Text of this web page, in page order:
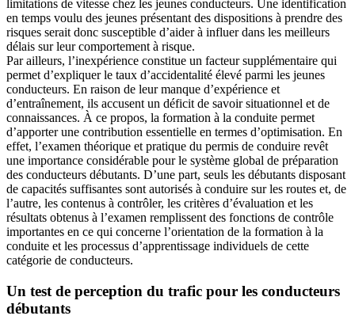
limitations de vitesse chez les jeunes conducteurs. Une identification
en temps voulu des jeunes présentant des dispositions à prendre des
risques serait donc susceptible d’aider à influer dans les meilleurs
délais sur leur comportement à risque.
Par ailleurs, l’inexpérience constitue un facteur supplémentaire qui
permet d’expliquer le taux d’accidentalité élevé parmi les jeunes
conducteurs. En raison de leur manque d’expérience et
d’entraînement, ils accusent un déficit de savoir situationnel et de
connaissances. À ce propos, la formation à la conduite permet
d’apporter une contribution essentielle en termes d’optimisation. En
effet, l’examen théorique et pratique du permis de conduire revêt
une importance considérable pour le système global de préparation
des conducteurs débutants. D’une part, seuls les débutants disposant
de capacités suffisantes sont autorisés à conduire sur les routes et, de
l’autre, les contenus à contrôler, les critères d’évaluation et les
résultats obtenus à l’examen remplissent des fonctions de contrôle
importantes en ce qui concerne l’orientation de la formation à la
conduite et les processus d’apprentissage individuels de cette
catégorie de conducteurs.
Un test de perception du trafic pour les conducteurs
débutants